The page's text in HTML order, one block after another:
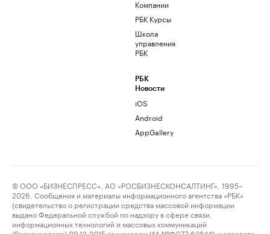
Компании
РБК Курсы
Школа
управления
РБК
РБК
Новости
iOS
Android
AppGallery
© ООО «БИЗНЕСПРЕСС», АО «РОСБИЗНЕСКОНСАЛТИНГ», 1995–
2026. Сообщения и материалы информационного агентства «РБК»
(свидетельство о регистрации средства массовой информации
выдано Федеральной службой по надзору в сфере связи,
информационных технологий и массовых коммуникаций